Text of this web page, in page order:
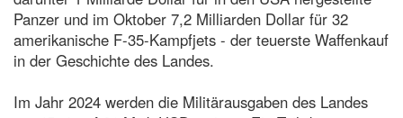
Panzer und im Oktober 7,2 Milliarden Dollar für 32
amerikanische F-35-Kampfjets - der teuerste Waffenkauf
in der Geschichte des Landes.
Im Jahr 2024 werden die Militärausgaben des Landes